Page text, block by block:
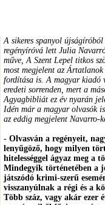
A sikeres spanyol újságíróból
regényíróvá lett Julia
műve, A Szent Lepel titkos
most megjelent az Ártatlanok
fordítása is. A magyar kiadó
eredeti sorrenden, mert a
Agyagbibliát ez év nyarán
Idén már a magyar olvasók
az eddig megjelent Navarro-
- Olvasván a regényeit,
lenyűgöző, hogy milyen
hitelességgel ágyaz meg a
Mindegyik történetében a
játszódó krimi-szerű
visszanyúlnak a régi és a
Több száz, vagy akár ezer